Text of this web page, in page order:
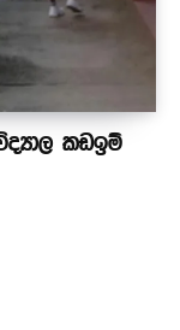
කඩඉම්